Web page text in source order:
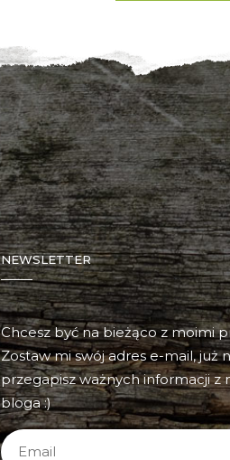
NEWSLETTER
Chcesz być na bieżąco z moimi
Zostaw mi swój adres e-mail, już
przegapisz ważnych informacji z
bloga :)